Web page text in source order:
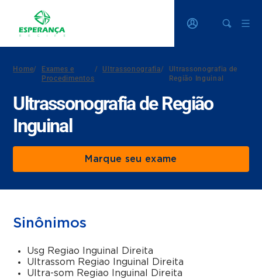
Home/
Exames e
Procedimentos
/ Ultrassonografia/
Ultrassonografia de
Região Inguinal
Ultrassonografia de Região
Inguinal
Marque seu exame
Sinônimos
Usg Regiao Inguinal Direita
Ultrassom Regiao Inguinal Direita
Ultra-som Regiao Inguinal Direita